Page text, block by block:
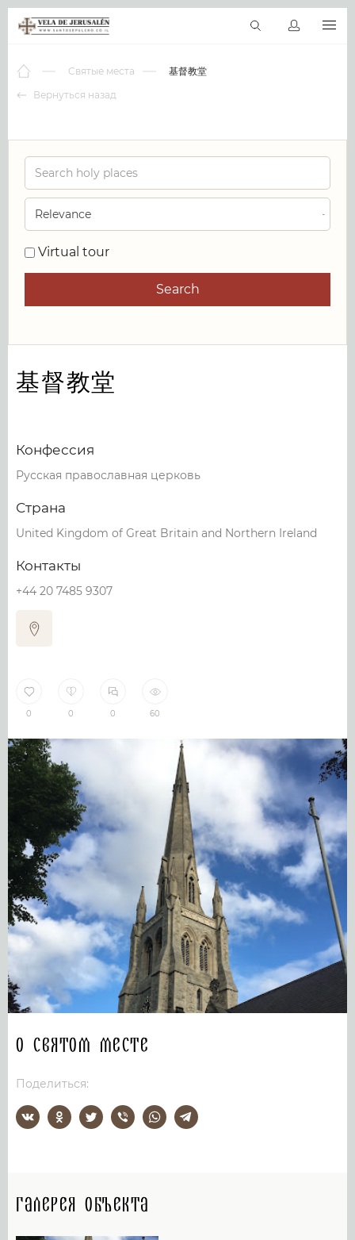
Виртуальные туры
RU
Вернуться назад
Святые места 基督教堂
Virtual tour
Search
基督教堂
Конфессия
Русская православная церковь
Страна
United Kingdom of Great Britain and Northern Ireland
Контакты
+44 20 7485 9307
0 0 0 60
О святом месте
Поделиться:
Галерея объекта